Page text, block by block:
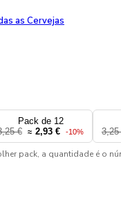
as Cervejas
Pack de 12
€
≈ 2,93 € -10% 3,25
pack, a quantidade é o